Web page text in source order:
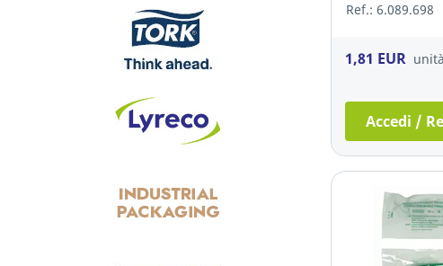
Ref.: 6.089.698
1,81 EUR unità
Accedi /